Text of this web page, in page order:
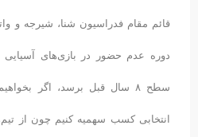
دوره عدم حضور در بازی‌های آسیایی
سطح ۸ سال قبل برسد، اگر
انتخابی کسب سهمیه کنیم چون از